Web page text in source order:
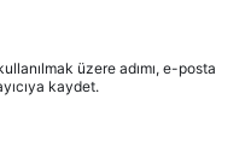
üzere adımı, e-posta
kaydet.